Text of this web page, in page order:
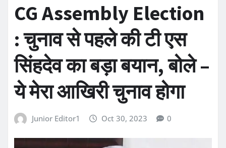
CG Assembly Election
: चुनाव से पहले की टी एस
सिंहदेव का बड़ा बयान, बोले –
ये मेरा आखिरी चुनाव होगा
Junior Editor1 Oct 30, 2023 0